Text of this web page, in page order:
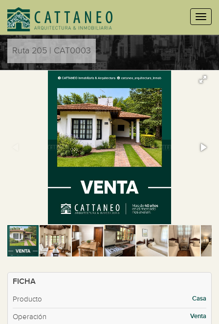
Ruta 205 | CAT0003
FICHA
Producto Casa
Operación Venta